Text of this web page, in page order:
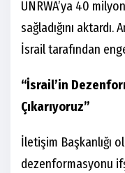
UNRWA’ya 40
sağladığını aktardı.
İsrail tarafından
“İsrail’in
Çıkarıyoruz”
İletişim Başkanlığı
dezenformasyonu